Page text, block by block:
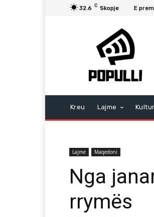
32.6 C Skopje E
Kreu Lajme
Lajme Maqedoni
Nga
rrymës